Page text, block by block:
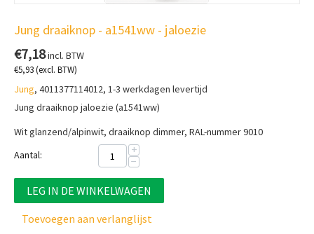
Jung draaiknop - a1541ww - jaloezie
€7,18incl. BTW
€5,93(excl. BTW)
Jung, 4011377114012, 1-3 werkdagen levertijd
Jung draaiknop jaloezie (a1541ww)
Wit glanzend/alpinwit, draaiknop dimmer, RAL-nummer 9010
Aantal:
+
−
LEG IN DE WINKELWAGEN
Toevoegen aan verlanglijst